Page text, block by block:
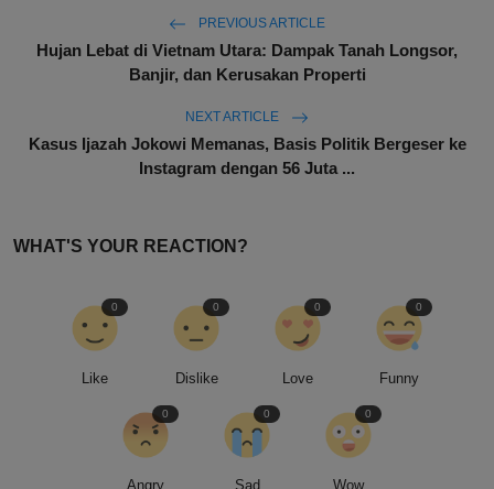
PREVIOUS ARTICLE
Hujan Lebat di Vietnam Utara: Dampak Tanah Longsor,
Banjir, dan Kerusakan Properti
NEXT ARTICLE
Kasus Ijazah Jokowi Memanas, Basis Politik Bergeser ke
Instagram dengan 56 Juta ...
WHAT'S YOUR REACTION?
Like
0
Dislike
0
Love
0
Funny
0
Angry
0
Sad
0
Wow
0